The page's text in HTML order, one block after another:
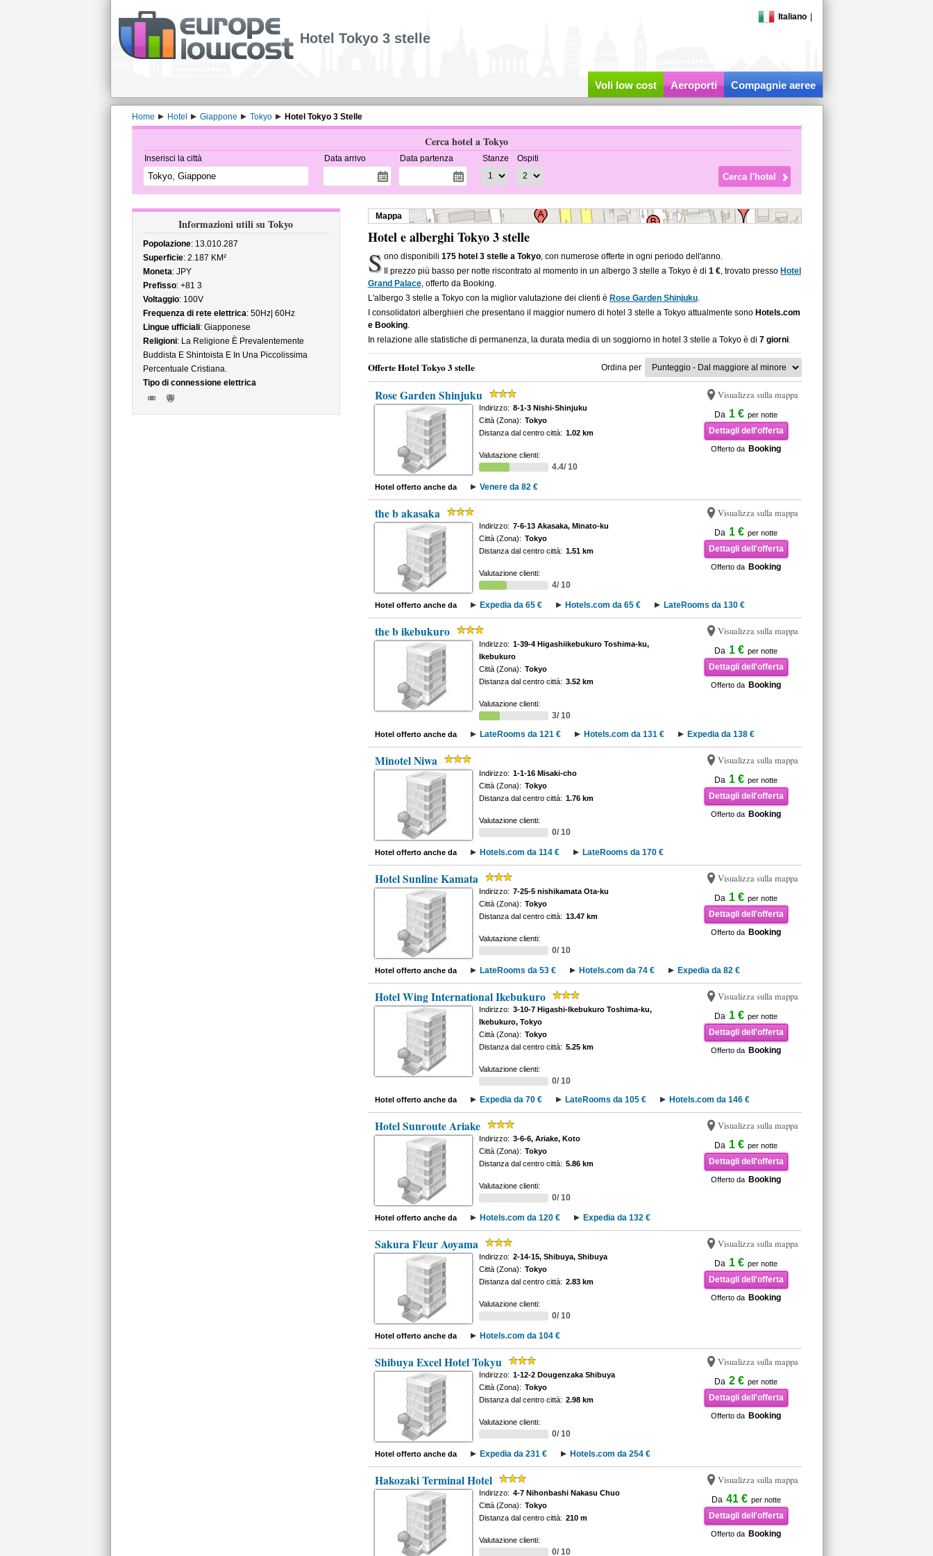
Italiano
Hotel Tokyo 3 stelle
Voli low cost Aeroporti Compagnie aeree
Home Hotel Giappone Tokyo Hotel Tokyo 3 Stelle
Cerca hotel a Tokyo
Inserisci la città Data arrivo Data partenza Stanze Ospiti
Informazioni utili su Tokyo
Popolazione: 13.010.287
Superficie: 2.187 KM²
Moneta: JPY
Prefisso: +81 3
Voltaggio: 100V
Frequenza di rete elettrica: 50Hz| 60Hz
Lingue ufficiali: Giapponese
Religioni: La Religione È Prevalentemente
Buddista E Shintoista E In Una Piccolissima
Percentuale Cristiana.
Tipo di connessione elettrica
Mappa
Hotel e alberghi Tokyo 3 stelle
S ono disponibili175 hotel 3 stelle a Tokyo, con numerose offerte in ogni periodo dell'anno.
Il prezzo più basso per notte riscontrato al momento in un albergo 3 stelle a Tokyo è di1 €, trovato presso Hotel
Grand Palace, offerto da Booking.
L'albergo 3 stelle a Tokyo con la miglior valutazione dei clienti è Rose Garden Shinjuku.
I consolidatori alberghieri che presentano il maggior numero di hotel 3 stelle a Tokyo attualmente sono Hotels.com
e Booking.
In relazione alle statistiche di permanenza, la durata media di un soggiorno in hotel 3 stelle a Tokyo è di 7 giorni.
Offerte Hotel Tokyo 3 stelle Ordina per
Rose Garden Shinjuku Visualizza sulla mappa
Da 1 € per notte
Dettagli dell'offerta
Offerto da Booking
Indirizzo: 8-1-3 Nishi-Shinjuku
Città (Zona): Tokyo
Distanza dal centro città: 1.02 km
Valutazione clienti:
4.4/ 10
Hotel offerto anche da Venere da 82 €
the b akasaka Visualizza sulla mappa
Da 1 € per notte
Dettagli dell'offerta
Offerto da Booking
Indirizzo: 7-6-13 Akasaka, Minato-ku
Città (Zona): Tokyo
Distanza dal centro città: 1.51 km
Valutazione clienti:
4/ 10
Hotel offerto anche da Expedia da 65 € Hotels.com da 65 € LateRooms da 130 €
the b ikebukuro Visualizza sulla mappa
Da 1 € per notte
Dettagli dell'offerta
Offerto da Booking
Indirizzo: 1-39-4 Higashiikebukuro Toshima-ku,
Ikebukuro
Città (Zona): Tokyo
Distanza dal centro città: 3.52 km
Valutazione clienti:
3/ 10
Hotel offerto anche da LateRooms da 121 € Hotels.com da 131 € Expedia da 138 €
Minotel Niwa Visualizza sulla mappa
Da 1 € per notte
Dettagli dell'offerta
Offerto da Booking
Indirizzo: 1-1-16 Misaki-cho
Città (Zona): Tokyo
Distanza dal centro città: 1.76 km
Valutazione clienti:
0/ 10
Hotel offerto anche da Hotels.com da 114 € LateRooms da 170 €
Hotel Sunline Kamata Visualizza sulla mappa
Da 1 € per notte
Dettagli dell'offerta
Offerto da Booking
Indirizzo: 7-25-5 nishikamata Ota-ku
Città (Zona): Tokyo
Distanza dal centro città: 13.47 km
Valutazione clienti:
0/ 10
Hotel offerto anche da LateRooms da 53 € Hotels.com da 74 € Expedia da 82 €
Hotel Wing International Ikebukuro Visualizza sulla mappa
Da 1 € per notte
Dettagli dell'offerta
Offerto da Booking
Indirizzo: 3-10-7 Higashi-Ikebukuro Toshima-ku,
Ikebukuro, Tokyo
Città (Zona): Tokyo
Distanza dal centro città: 5.25 km
Valutazione clienti:
0/ 10
Hotel offerto anche da Expedia da 70 € LateRooms da 105 € Hotels.com da 146 €
Hotel Sunroute Ariake Visualizza sulla mappa
Da 1 € per notte
Dettagli dell'offerta
Offerto da Booking
Indirizzo: 3-6-6, Ariake, Koto
Città (Zona): Tokyo
Distanza dal centro città: 5.86 km
Valutazione clienti:
0/ 10
Hotel offerto anche da Hotels.com da 120 € Expedia da 132 €
Sakura Fleur Aoyama Visualizza sulla mappa
Da 1 € per notte
Dettagli dell'offerta
Offerto da Booking
Indirizzo: 2-14-15, Shibuya, Shibuya
Città (Zona): Tokyo
Distanza dal centro città: 2.83 km
Valutazione clienti:
0/ 10
Hotel offerto anche da Hotels.com da 104 €
Shibuya Excel Hotel Tokyu Visualizza sulla mappa
Da 2 € per notte
Dettagli dell'offerta
Offerto da Booking
Indirizzo: 1-12-2 Dougenzaka Shibuya
Città (Zona): Tokyo
Distanza dal centro città: 2.98 km
Valutazione clienti:
0/ 10
Hotel offerto anche da Expedia da 231 € Hotels.com da 254 €
Hakozaki Terminal Hotel Visualizza sulla mappa
Da 41 € per notte
Dettagli dell'offerta
Offerto da Booking
Indirizzo: 4-7 Nihonbashi Nakasu Chuo
Città (Zona): Tokyo
Distanza dal centro città: 210 m
Valutazione clienti:
0/ 10